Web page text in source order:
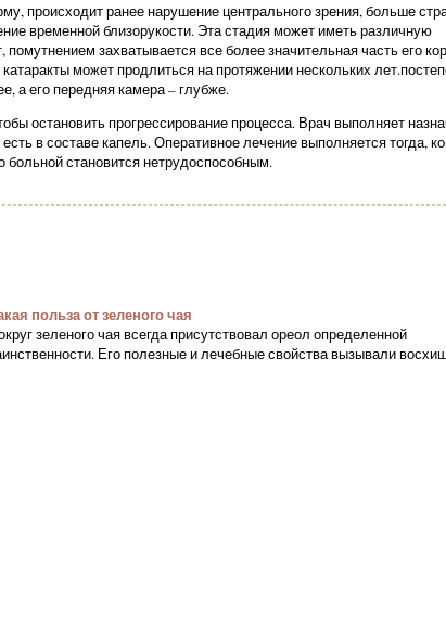
происходит ранее нарушение центрального зрения, больше
временной близорукости. Эта стадия может иметь различную
захватывается все более значительная часть его
может продлиться на протяжении нескольких
а его передняя камера – глубже.
остановить прогрессирование процесса. Врач выполняет
в составе капель. Оперативное лечение выполняется тогда,
больной становится нетрудоспособным.
польза от зеленого чая
зеленого чая всегда присутствовал ореол определенной
Его полезные и лечебные свойства вызывали